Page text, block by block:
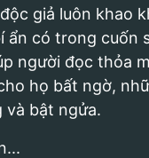
giả luôn khao
ẩn có trong cuốn
người đọc thỏa
họ bất ngờ,
và bật ngửa.